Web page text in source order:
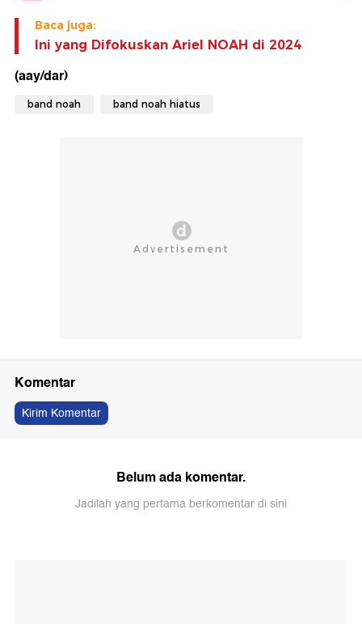
Baca juga:
Ini yang Difokuskan Ariel NOAH di 2024
(aay/dar)
band noah band noah hiatus
Komentar
Kirim Komentar
Belum ada komentar.
Jadilah yang pertama berkomentar di sini